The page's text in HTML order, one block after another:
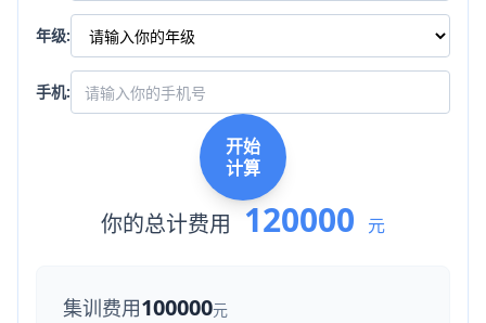
年级:
手机:
开始
计算
你的总计费用 120000 元
集训费用100000元